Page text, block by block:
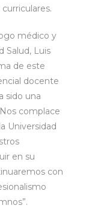
médico y
Salud, Luis
de este
docente
sido una
complace
Universidad
en su
con